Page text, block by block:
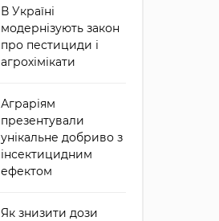
В Україні
модернізують закон
про пестициди і
агрохімікати
Аграріям
презентували
унікальне добриво з
інсектицидним
ефектом
Як знизити дози